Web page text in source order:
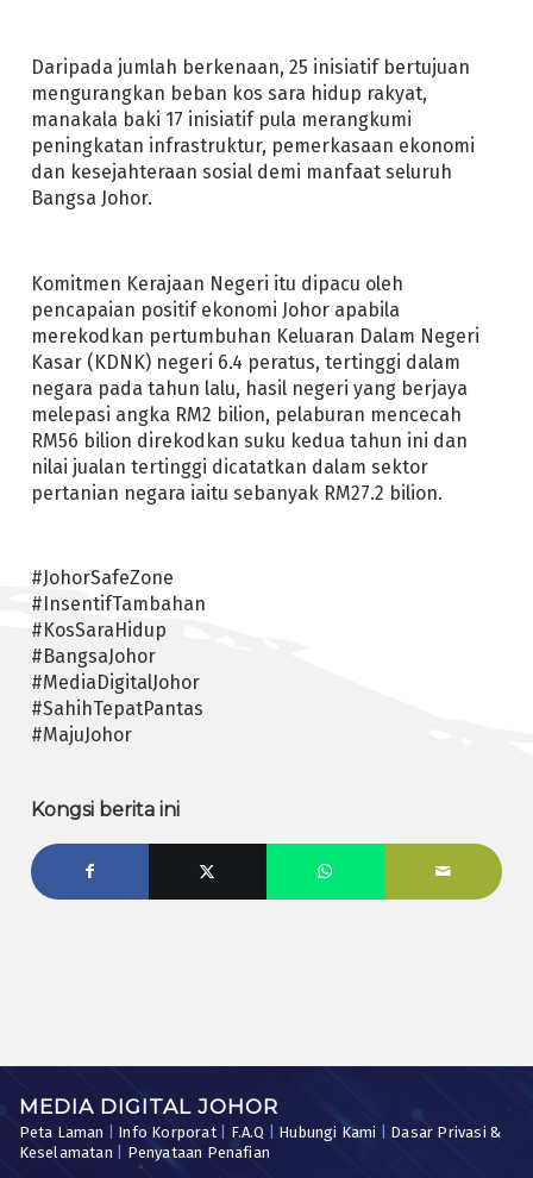
Daripada jumlah berkenaan, 25 inisiatif bertujuan
mengurangkan beban kos sara hidup rakyat,
manakala baki 17 inisiatif pula merangkumi
peningkatan infrastruktur, pemerkasaan ekonomi
dan kesejahteraan sosial demi manfaat seluruh
Bangsa Johor.
Komitmen Kerajaan Negeri itu dipacu oleh
pencapaian positif ekonomi Johor apabila
merekodkan pertumbuhan Keluaran Dalam Negeri
Kasar (KDNK) negeri 6.4 peratus, tertinggi dalam
negara pada tahun lalu, hasil negeri yang berjaya
melepasi angka RM2 bilion, pelaburan mencecah
RM56 bilion direkodkan suku kedua tahun ini dan
nilai jualan tertinggi dicatatkan dalam sektor
pertanian negara iaitu sebanyak RM27.2 bilion.
#JohorSafeZone
#InsentifTambahan
#KosSaraHidup
#BangsaJohor
#MediaDigitalJohor
#SahihTepatPantas
#MajuJohor
Kongsi berita ini
MEDIA DIGITAL JOHOR
Peta Laman Info Korporat| F.A.Q Hubungi Kami
Dasar Privasi &
Keselamatan
Penyataan Penafian